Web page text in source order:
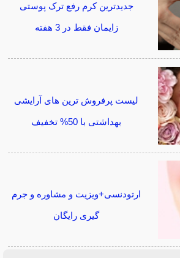
جدیدترین کرم رفع ترک پوستی
زایمان فقط در 3 هفته
لیست پرفروش ترین های آرایشی
بهداشتی با 50% تخفیف
ارتودنسی+ویزیت و مشاوره و جرم
گیری رایگان